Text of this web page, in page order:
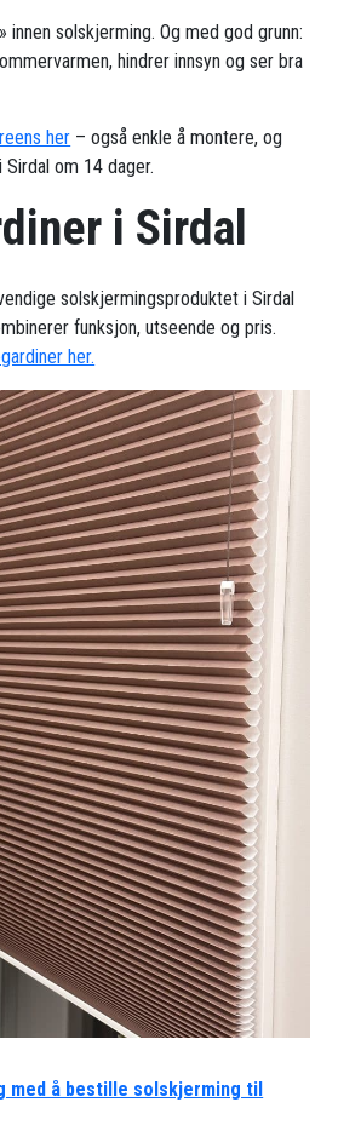
innen solskjerming. Og med god grunn:
hindrer innsyn og ser bra
her – også enkle å montere, og
om 14 dager.
i Sirdal
solskjermingsproduktet i Sirdal
funksjon, utseende og pris.
her.
med å bestille solskjerming til